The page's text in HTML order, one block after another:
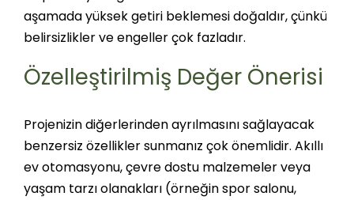
aşamada yüksek getiri beklemesi doğaldır, çünkü
belirsizlikler ve engeller çok fazladır.
Özelleştirilmiş Değer Önerisi
Projenizin diğerlerinden ayrılmasını sağlayacak
benzersiz özellikler sunmanız çok önemlidir. Akıllı
ev otomasyonu, çevre dostu malzemeler veya
yaşam tarzı olanakları (örneğin spor salonu,